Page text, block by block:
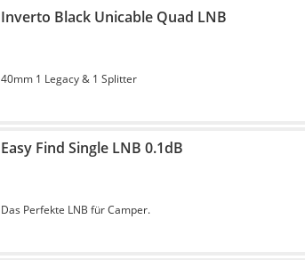
Inverto Black Unicable Quad LNB
40mm 1 Legacy & 1 Splitter
Easy Find Single LNB 0.1dB
Das Perfekte LNB für Camper.